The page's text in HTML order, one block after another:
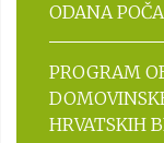
ODANA
PROGRAM
HRVATSKIH